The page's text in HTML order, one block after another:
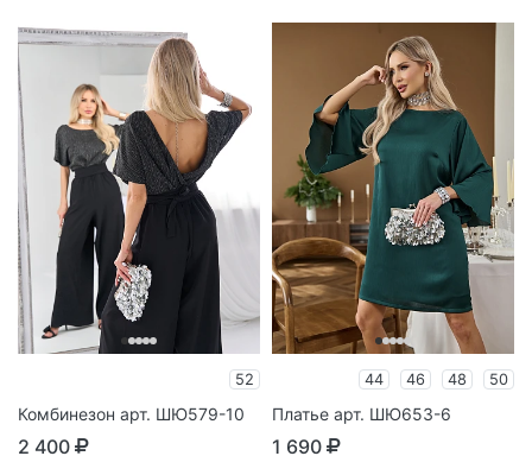
52
Комбинезон арт. ШЮ579-10
2 400
44 46 48 50
Платье арт. ШЮ653-6
1 690